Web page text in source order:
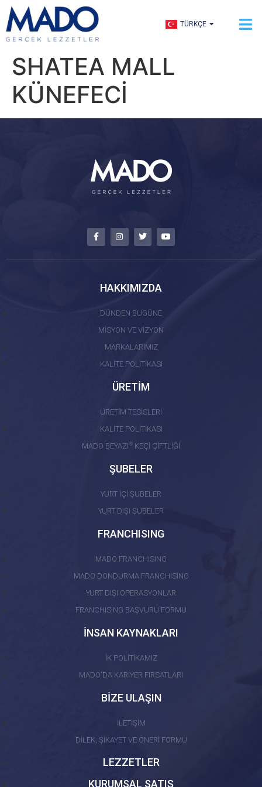
TÜRKÇE
العربية
SHATEA MALL
KÜNEFECİ
HAKKIMIZDA
DÜNDEN BUGÜNE
MİSYON VE VİZYON
MARKALARIMIZ
KALİTE POLİTİKASI
ÜRETİM
ÜRETİM TESİSLERİ
KALİTE POLİTİKASI
MADO BEYAZI® KEÇİ ÇİFTLİĞİ
ŞUBELER
YURT İÇİ ŞUBELER
YURT DIŞI ŞUBELER
FRANCHISING
MADO FRANCHISING
MADO DONDURMA FRANCHISING
YURT DIŞI OPERASYONLAR
FRANCHISING BAŞVURU FORMU
İNSAN KAYNAKLARI
İK POLİTİKAMIZ
MADO'DA KARİYER FIRSATLARI
BİZE ULAŞIN
İLETİŞİM
DİLEK, ŞİKAYET VE ÖNERİ FORMU
LEZZETLER
KURUMSAL SATIŞ